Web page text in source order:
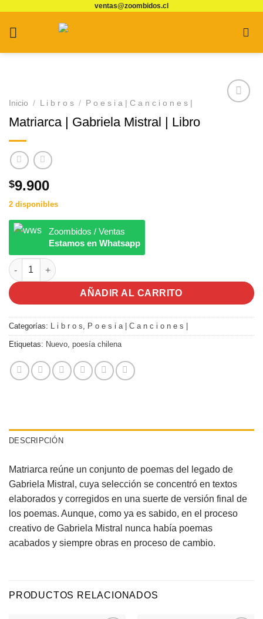
contenido
ventas@zoombidos.cl
Inicio / L i b r o s / P o e s i a | C a n c i o n e s |
Matriarca | Gabriela Mistral | Libro
$9.900
2 disponibles
Zoombidos / Ventas
Estamos en Whatsapp
Matriarca | Gabriela Mistral | Libro cantidad
AÑADIR AL CARRITO
Categorías: L i b r o s, P o e s i a | C a n c i o n e s |
Etiquetas: Nuevo, poesía chilena
DESCRIPCIÓN
Matriarca reúne un conjunto de poemas del legado de
Gabriela Mistral, cuya selección se concentró en textos
elaborados y corregidos en una suerte de versión final de
los poemas. Aunque, como ya es sabido, en el proceso
creativo de Gabriela Mistral nunca había poemas
acabados y siempre obras en proceso de cambio.
PRODUCTOS RELACIONADOS